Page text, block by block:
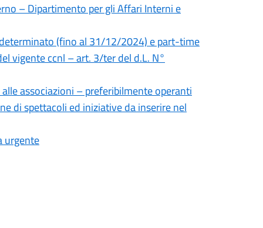
– Dipartimento per gli Affari Interni e
(fino al 31/12/2024) e part-time
vigente ccnl – art. 3/ter del d.L. N°
associazioni – preferibilmente operanti
di spettacoli ed iniziative da inserire nel
urgente